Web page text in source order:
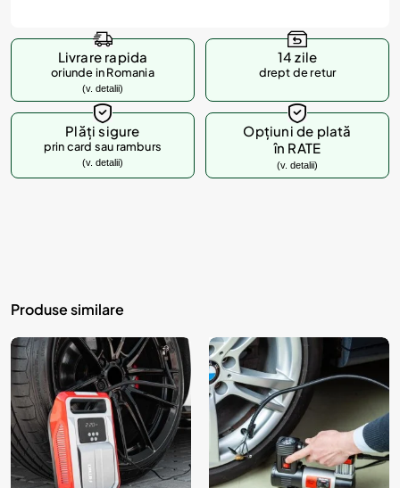
Livrare rapida
oriunde in Romania
(v. detalii)
14 zile
drept de retur
Plăți sigure
prin card sau ramburs
(v. detalii)
Opțiuni de plată
în RATE
(v. detalii)
Produse similare